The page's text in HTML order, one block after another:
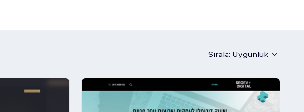
Sırala: Uygunluk